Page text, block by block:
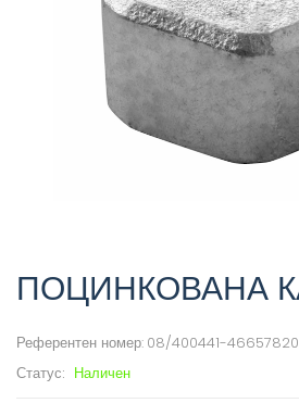
ПОЦИНКОВАНА
Референтен номер: 08/400441-
Статус: Наличен